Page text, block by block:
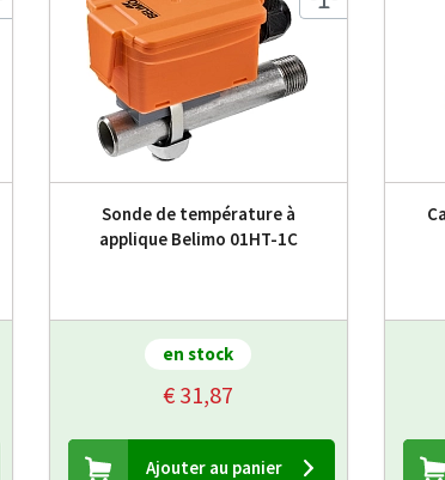
Sonde de température à
applique Belimo 01HT-1C
en stock
€ 31,87
Ajouter au panier